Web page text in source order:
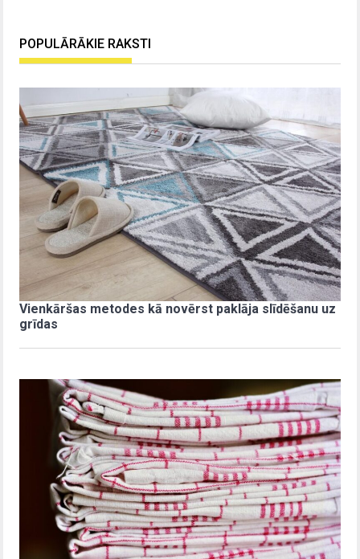
POPULĀRĀKIE RAKSTI
Vienkāršas metodes kā novērst paklāja slīdēšanu uz
grīdas